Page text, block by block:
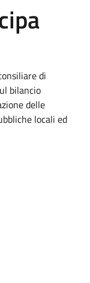
di
bilancio
delle
locali ed